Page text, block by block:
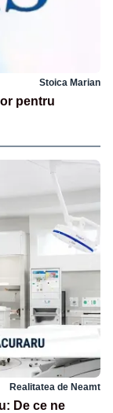
Stoica Marian
pentru
Realitatea de Neamt
De ce ne